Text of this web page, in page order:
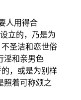
人用得合
立的，乃是为
圣洁和恋世俗
淫和亲男色
，或是为别样
照着可称颂之